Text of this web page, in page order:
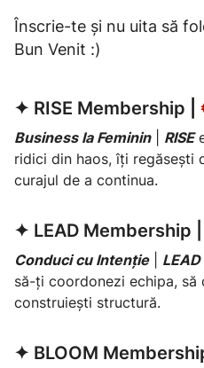
Înscrie-te și nu uita să
Bun Venit :)
✦ RISE Membership
Business la Feminin| RISE
ridici din haos, îți regăsești
curajul de a continua.
✦ LEAD Membership
Conduci cu Intenție| LEAD
să-ți coordonezi echipa, să
construiești structură.
✦ BLOOM